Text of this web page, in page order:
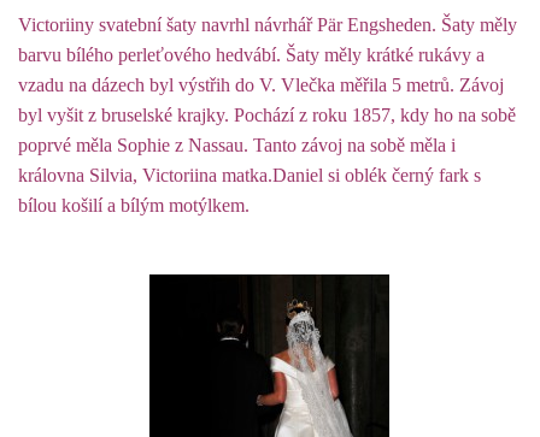
Victoriiny svatební šaty navrhl návrhář Pär Engsheden. Šaty měly
barvu bílého perleťového hedvábí. Šaty měly krátké rukávy a
vzadu na dázech byl výstřih do V. Vlečka měřila 5 metrů. Závoj
byl vyšit z bruselské krajky. Pochází z roku 1857, kdy ho na sobě
poprvé měla Sophie z Nassau. Tanto závoj na sobě měla i
královna Silvia, Victoriina matka.Daniel si oblék černý fark s
bílou košilí a bílým motýlkem.